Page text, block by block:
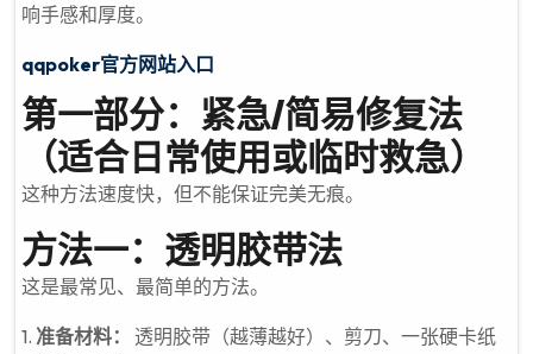
响手感和厚度。
qqpoker官方网站入口
第一部分：紧急/简易修复法
（适合日常使用或临时救急）
这种方法速度快，但不能保证完美无痕。
方法一：透明胶带法
这是最常见、最简单的方法。
1. 准备材料：
透明胶带（越薄越好）、剪刀、一张硬卡纸